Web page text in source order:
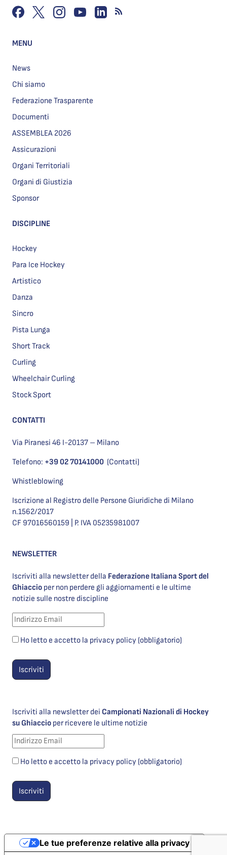
MENU
News
Chi siamo
Federazione Trasparente
Documenti
ASSEMBLEA 2026
Assicurazioni
Organi Territoriali
Organi di Giustizia
Sponsor
DISCIPLINE
Hockey
Para Ice Hockey
Artistico
Danza
Sincro
Pista Lunga
Short Track
Curling
Wheelchair Curling
Stock Sport
CONTATTI
Via Piranesi 46 I-20137 – Milano
Telefono: +39 02 70141000 (Contatti)
Whistleblowing
Iscrizione al Registro delle Persone Giuridiche di Milano
n.1562/2017
CF 97016560159 | P. IVA 05235981007
NEWSLETTER
Iscriviti alla newsletter della Federazione Italiana Sport del
Ghiaccio per non perdere gli aggiornamenti e le ultime
notizie sulle nostre discipline
Ho letto e accetto la privacy policy (obbligatorio)
Iscriviti alla newsletter dei Campionati Nazionali di Hockey
su Ghiaccio per ricevere le ultime notizie
Ho letto e accetto la privacy policy (obbligatorio)
Le tue preferenze relative alla privacy